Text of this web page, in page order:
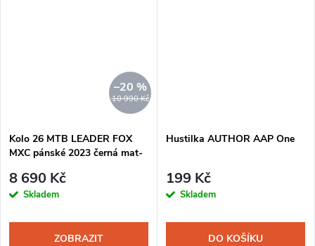
10 990 Kč
–20 %
Kolo 26 MTB LEADER FOX
MXC pánské 2023 černá mat-
8 690 Kč
Skladem
ZOBRAZIT
Hustilka AUTHOR AAP One
199 Kč
Skladem
DO KOŠÍKU